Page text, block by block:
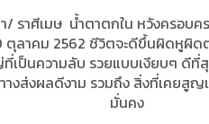
/ ราศีเมษ น้ำตาตกใน หวังครอบ
ตุลาคม 2562 ชีวิตจะดีขึ้นผิดหูผิดต
ที่เป็นความลับ รวยแบบเงียบๆ ดีที่
างส่งผลดีงาม รวมถึง สิ่งที่เคยสูญ
มั่นคง